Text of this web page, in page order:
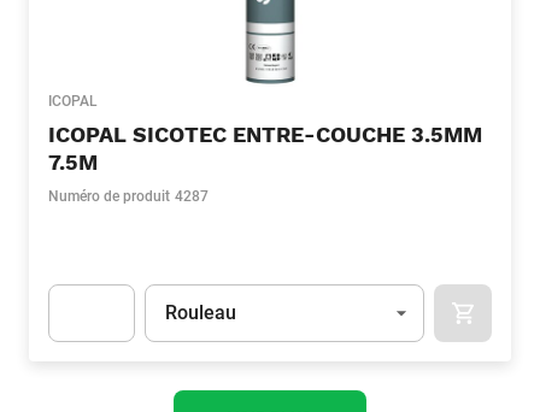
ICOPAL
ICOPAL SICOTEC ENTRE-COUCHE 3.5MM
7.5M
Numéro de produit 4287
Unité
Rouleau